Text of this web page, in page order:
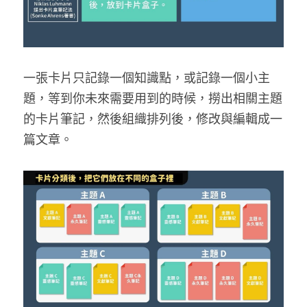
一張卡片只記錄一個知識點，或記錄一個小主
題，等到你未來需要用到的時候，撈出相關主題
的卡片筆記，然後組織排列後，修改與編輯成一
篇文章。